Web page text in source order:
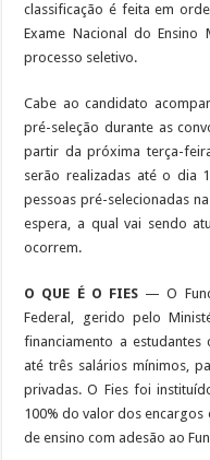
classificação é feita em
Exame Nacional do
processo seletivo.
Cabe ao candidato
pré-seleção durante as
partir da próxima terça-
serão realizadas até o dia
pessoas pré-selecionadas
espera, a qual vai sendo
ocorrem.
O QUE É O FIES — O
Federal, gerido pelo
financiamento a
até três salários mínimos,
privadas. O Fies foi
100% do valor dos
de ensino com adesão ao